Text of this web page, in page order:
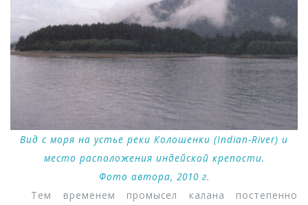
Вид с моря на устье реки Колошенки (Indian-River) и
место расположения индейской крепости.
Фото автора, 2010 г.
Тем временем промысел калана постепенно